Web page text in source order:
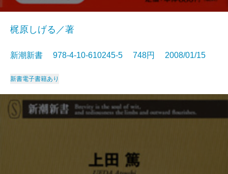
梶原しげる／著
新潮新書 978-4-10-610245-5 748円 2008/01/15
新書電子書籍あり